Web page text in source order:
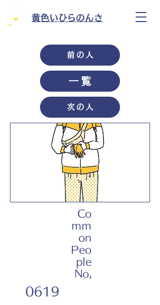
黄色いひらのんさ
前の人
一覧
次の人
Co
mm
on
Peo
ple
No,
0619